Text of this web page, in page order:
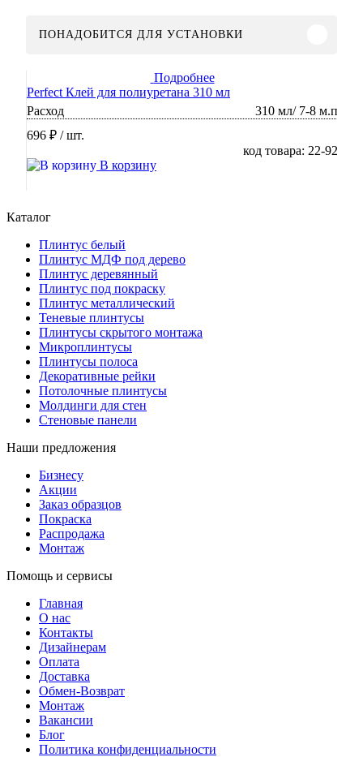
ПОНАДОБИТСЯ ДЛЯ УСТАНОВКИ
Подробнее
Perfect Клей для полиуретана 310 мл
Расход
310 мл/ 7-8 м.п
696 ₽ / шт.
код товара: 22-92
В корзину
Каталог
Плинтус белый
Плинтус МДФ под дерево
Плинтус деревянный
Плинтус под покраску
Плинтус металлический
Теневые плинтусы
Плинтусы скрытого монтажа
Микроплинтусы
Плинтусы полоса
Декоративные рейки
Потолочные плинтусы
Молдинги для стен
Стеновые панели
Наши предложения
Бизнесу
Акции
Заказ образцов
Покраска
Распродажа
Монтаж
Помощь и сервисы
Главная
О нас
Контакты
Дизайнерам
Оплата
Доставка
Обмен-Возврат
Монтаж
Вакансии
Блог
Политика конфиденциальности